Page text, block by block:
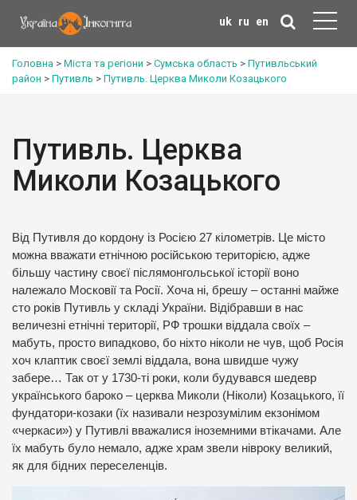
uk ru en
Головна > Міста та регіони > Сумська область > Путивльський
район > Путивль > Путивль. Церква Миколи Козацького
Путивль. Церква
Миколи Козацького
Від Путивля до кордону із Росією 27 кілометрів. Це місто
можна вважати етнічною російською територією, адже
більшу частину своєї післямонгольської історії воно
належало Московії та Росії. Хоча ні, брешу – останні майже
сто років Путивль у складі України. Відібравши в нас
величезні етнічні території, РФ трошки віддала своїх –
мабуть, просто випадково, бо ніхто ніколи не чув, щоб Росія
хоч клаптик своєї землі віддала, вона швидше чужу
забере… Так от у 1730-ті роки, коли будувався шедевр
українського бароко – церква Миколи (Ніколи) Козацького, її
фундатори-козаки (їх називали незрозумілим екзонімом
«черкаси») у Путивлі вважалися іноземними втікачами. Але
їх мабуть було немало, адже храм звели нівроку великий,
як для бідних переселенців.